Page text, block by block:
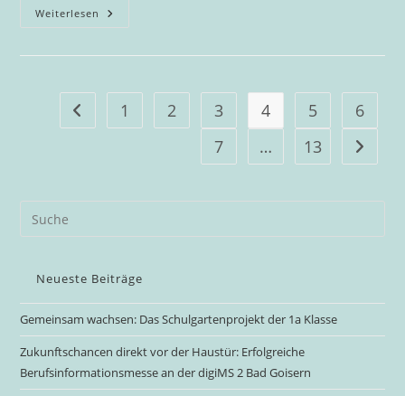
Weiterlesen Mountainbiken
An
DigiMS
Goisern
Gehe zur vorherigen Seite
1 2 3 4 5
6
7
… 13 Gehe
Neueste Beiträge
Gemeinsam wachsen: Das Schulgartenprojekt der 1a Klasse
Zukunftschancen direkt vor der Haustür: Erfolgreiche
Berufsinformationsmesse an der digiMS 2 Bad Goisern